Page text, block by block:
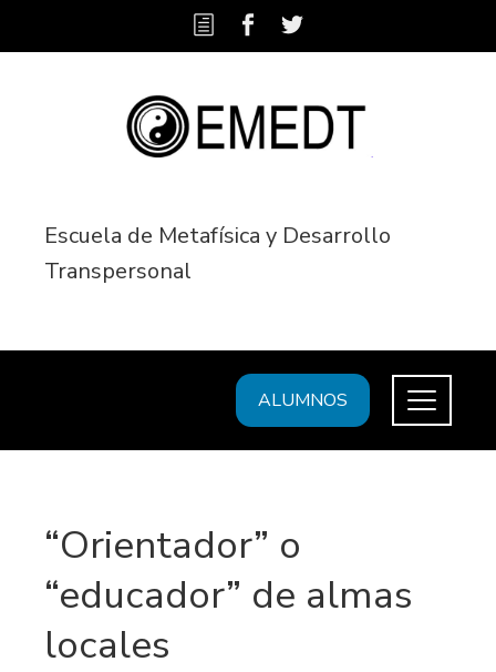
Escuela de Metafísica y Desarrollo
Transpersonal
ALUMNOS
“Orientador” o
“educador” de almas
locales